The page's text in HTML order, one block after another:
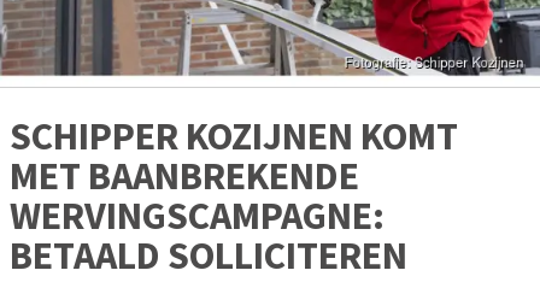
SCHIPPER KOZIJNEN KOMT
MET BAANBREKENDE
WERVINGSCAMPAGNE:
BETAALD SOLLICITEREN